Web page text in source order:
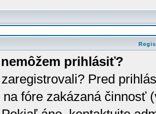
prihlásiť?
Pred
na fóre zakázaná činnosť